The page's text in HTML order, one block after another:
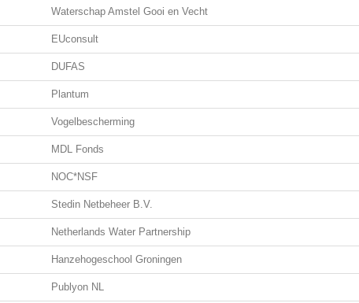
Waterschap Amstel Gooi en Vecht
EUconsult
DUFAS
Plantum
Vogelbescherming
MDL Fonds
NOC*NSF
Stedin Netbeheer B.V.
Netherlands Water Partnership
Hanzehogeschool Groningen
Publyon NL